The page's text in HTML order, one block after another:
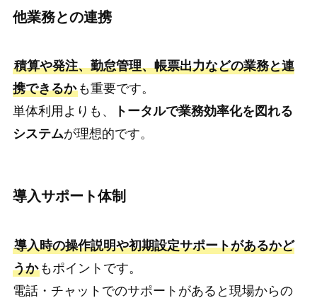
他業務との連携
積算や発注、勤怠管理、帳票出力などの業務と連
携できるかも重要です。
単体利用よりも、
トータルで業務効率化を図れる
システムが理想的です。
導入サポート体制
導入時の操作説明や初期設定サポートがあるかど
うかもポイントです。
電話・チャットでのサポートがあると現場からの